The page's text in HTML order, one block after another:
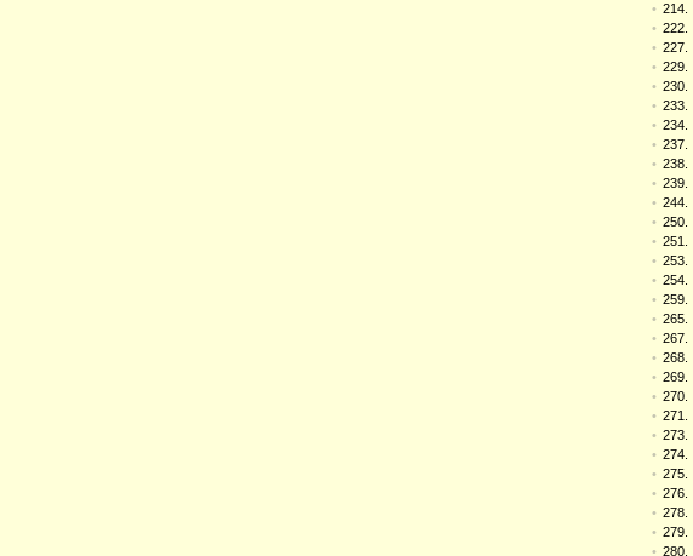
• 214.
• 222.
• 227.
• 229.
• 230.
• 233.
• 234.
• 237.
• 238.
• 239.
• 244.
• 250.
• 251.
• 253.
• 254.
• 259.
• 265.
• 267.
• 268.
• 269.
• 270.
• 271.
• 273.
• 274.
• 275.
• 276.
• 278.
• 279.
• 280.